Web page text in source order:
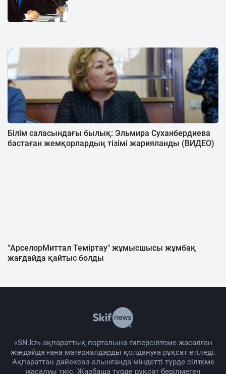
Білім саласындағы былық: Эльмира Суханбердиева
бастаған жемқорлардың тізімі жарияланды (ВИДЕО)
"АрселорМиттал Теміртау" жұмысшысы жұмбақ
жағдайда қайтыс болды
«SN.kz» ақпараттық порталына гиперсілтеме жасалған
жағдайда ғана материалдарды қолдануға рұқсат етіледі.
Ақпараттан дәйексөз алынғанда міндетті түрде сілтеме
жасалуы тиіс. Жазбаша түрде рұқсат берілмеген